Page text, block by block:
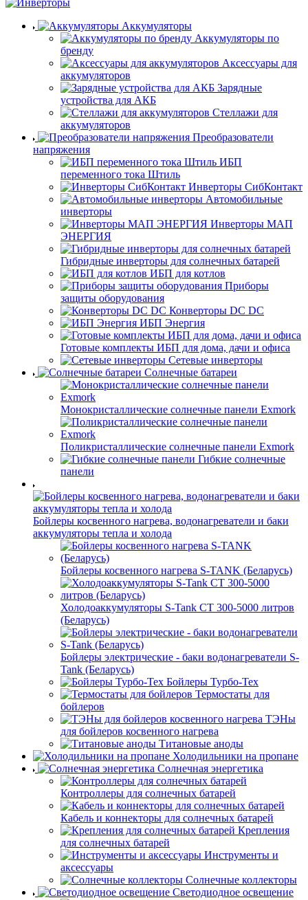
Аккумуляторы
Аккумуляторы по
бренду
Аксессуары для
аккумуляторов
Зарядные
устройства для АКБ
Стеллажи для
аккумуляторов
Преобразователи
напряжения
ИБП
переменного тока Штиль
Инверторы СибКонтакт
Автомобильные
инверторы
Инверторы МАП
ЭНЕРГИЯ
Гибридные инверторы для солнечных батарей
ИБП для котлов
Приборы
защиты оборудования
Конверторы DC DC
ИБП Энергия
Готовые комплекты ИБП для дома, дачи и офиса
Сетевые инверторы
Солнечные батареи
Монокристаллические солнечные панели Exmork
Поликристаллические солнечные панели Exmork
Гибкие солнечные
панели
Бойлеры косвенного нагрева, водонагреватели и баки
аккумуляторы тепла и холода
Бойлеры косвенного нагрева S-TANK (Беларусь)
Холодоаккумуляторы S-Tank СТ 300-5000 литров
(Беларусь)
Бойлеры электрические - баки водонагреватели S-
Tank (Беларусь)
Бойлеры Турбо-Тех
Термостаты для
бойлеров
ТЭНы
для бойлеров косвенного нагрева
Титановые аноды
Холодильники на пропане
Солнечная энергетика
Контроллеры для солнечных батарей
Кабель и коннекторы для солнечных батарей
Крепления
для солнечных батарей
Инструменты и
аксессуары
Солнечные коллекторы
Светодиодное освещение